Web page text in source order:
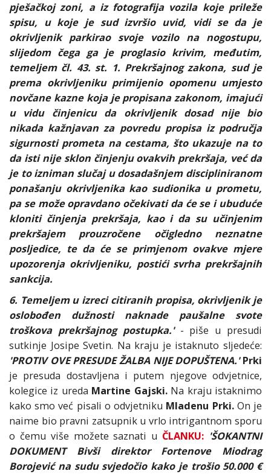
pješačkoj zoni, a iz fotografija vozila koje prileže
spisu, u koje je sud izvršio uvid, vidi se da je
okrivljenik parkirao svoje vozilo na nogostupu,
slijedom čega ga je proglasio krivim, međutim,
temeljem čl. 43. st. 1. Prekršajnog zakona, sud je
prema okrivljeniku primijenio opomenu umjesto
novčane kazne koja je propisana zakonom, imajući
u vidu činjenicu da okrivljenik dosad nije bio
nikada kažnjavan za povredu propisa iz područja
sigurnosti prometa na cestama, što ukazuje na to
da isti nije sklon činjenju ovakvih prekršaja, već da
je to izniman slučaj u dosadašnjem discipliniranom
ponašanju okrivljenika kao sudionika u prometu,
pa se može opravdano očekivati da će se i ubuduće
kloniti činjenja prekršaja, kao i da su učinjenim
prekršajem prouzročene očigledno neznatne
posljedice, te da će se primjenom ovakve mjere
upozorenja okrivljeniku, postići svrha prekršajnih
sankcija.
6. Temeljem u izreci citiranih propisa, okrivljenik je
oslobođen dužnosti naknade paušalne svote
troškova prekršajnog postupka.'- piše u presudi
sutkinje Josipe Svetin. Na kraju je istaknuto sljedeće:
'PROTIV OVE PRESUDE ŽALBA NIJE DOPUŠTENA.' Prki
je presuda dostavljena i putem njegove odvjetnice,
kolegice iz ureda Martine Gajski.Na kraju istaknimo
kako smo već pisali o odvjetniku Mladenu Prki.On je
naime bio pravni zatsupnik u vrlo intrigantnom sporu
o čemu više možete saznati u ČLANKU: 'ŠOKANTNI
DOKUMENT Bivši direktor Fortenove Miodrag
Borojević na sudu svjedočio kako je trošio 50.000 €